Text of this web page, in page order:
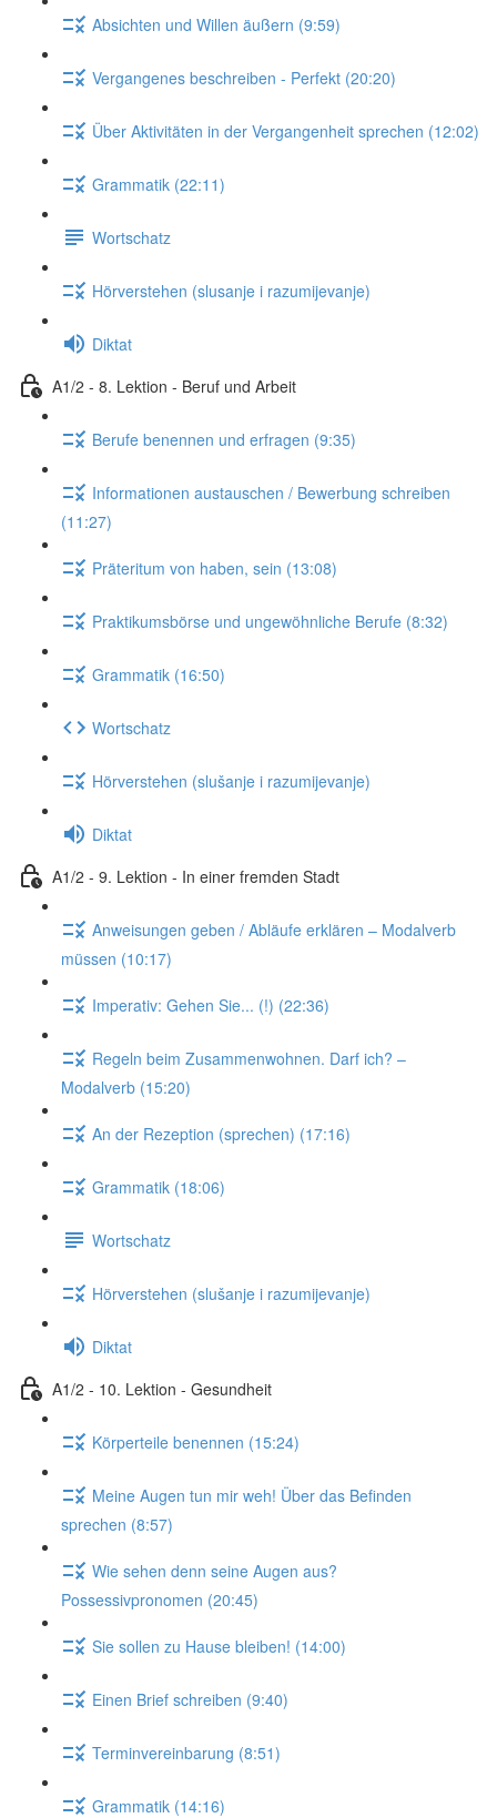
Absichten und Willen äußern (9:59)
Vergangenes beschreiben - Perfekt (20:20)
Über Aktivitäten in der Vergangenheit sprechen (12:02)
Grammatik (22:11)
Wortschatz
Hörverstehen (slusanje i razumijevanje)
Diktat
A1/2 - 8. Lektion - Beruf und Arbeit
Berufe benennen und erfragen (9:35)
Informationen austauschen / Bewerbung schreiben
(11:27)
Präteritum von haben, sein (13:08)
Praktikumsbörse und ungewöhnliche Berufe (8:32)
Grammatik (16:50)
Wortschatz
Hörverstehen (slušanje i razumijevanje)
Diktat
A1/2 - 9. Lektion - In einer fremden Stadt
Anweisungen geben / Abläufe erklären – Modalverb
müssen (10:17)
Imperativ: Gehen Sie... (!) (22:36)
Regeln beim Zusammenwohnen. Darf ich? –
Modalverb (15:20)
An der Rezeption (sprechen) (17:16)
Grammatik (18:06)
Wortschatz
Hörverstehen (slušanje i razumijevanje)
Diktat
A1/2 - 10. Lektion - Gesundheit
Körperteile benennen (15:24)
Meine Augen tun mir weh! Über das Befinden
sprechen (8:57)
Wie sehen denn seine Augen aus?
Possessivpronomen (20:45)
Sie sollen zu Hause bleiben! (14:00)
Einen Brief schreiben (9:40)
Terminvereinbarung (8:51)
Grammatik (14:16)